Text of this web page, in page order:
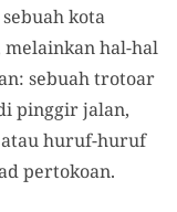
kota
melainkan hal-hal
sebuah trotoar
pinggir jalan,
atau huruf-huruf
pertokoan.